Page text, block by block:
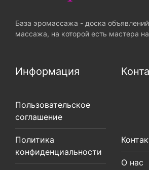
База эромассажа - доска объявлений
массажа, на которой есть мастера
Информация
Пользовательское
соглашение
Политика
конфиденциальности
О нас